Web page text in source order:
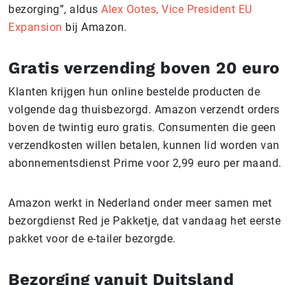
bezorging”, aldus Alex Ootes, Vice President EU
Expansion bij Amazon.
Gratis verzending boven 20 euro
Klanten krijgen hun online bestelde producten de
volgende dag thuisbezorgd. Amazon verzendt orders
boven de twintig euro gratis. Consumenten die geen
verzendkosten willen betalen, kunnen lid worden van
abonnementsdienst Prime voor 2,99 euro per maand.
Amazon werkt in Nederland onder meer samen met
bezorgdienst Red je Pakketje, dat vandaag het eerste
pakket voor de e-tailer bezorgde.
Bezorging vanuit Duitsland